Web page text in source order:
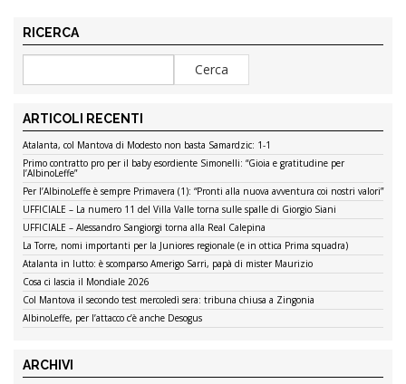
RICERCA
ARTICOLI RECENTI
Atalanta, col Mantova di Modesto non basta Samardzic: 1-1
Primo contratto pro per il baby esordiente Simonelli: “Gioia e gratitudine per
l’AlbinoLeffe”
Per l’AlbinoLeffe è sempre Primavera (1): “Pronti alla nuova avventura coi nostri valori”
UFFICIALE – La numero 11 del Villa Valle torna sulle spalle di Giorgio Siani
UFFICIALE – Alessandro Sangiorgi torna alla Real Calepina
La Torre, nomi importanti per la Juniores regionale (e in ottica Prima squadra)
Atalanta in lutto: è scomparso Amerigo Sarri, papà di mister Maurizio
Cosa ci lascia il Mondiale 2026
Col Mantova il secondo test mercoledì sera: tribuna chiusa a Zingonia
AlbinoLeffe, per l’attacco c’è anche Desogus
ARCHIVI